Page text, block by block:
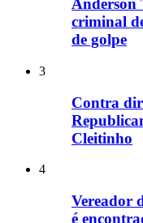
Anderson
criminal
de golpe
3
Contra
Cleitinho
4
Vereador
é